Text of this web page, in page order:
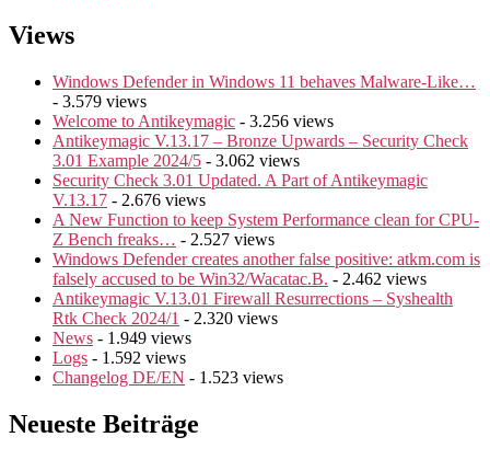
Views
Windows Defender in Windows 11 behaves Malware-Like…
- 3.579 views
Welcome to Antikeymagic - 3.256 views
Antikeymagic V.13.17 – Bronze Upwards – Security Check
3.01 Example 2024/5 - 3.062 views
Security Check 3.01 Updated. A Part of Antikeymagic
V.13.17 - 2.676 views
A New Function to keep System Performance clean for CPU-
Z Bench freaks… - 2.527 views
Windows Defender creates another false positive: atkm.com is
falsely accused to be Win32/Wacatac.B. - 2.462 views
Antikeymagic V.13.01 Firewall Resurrections – Syshealth
Rtk Check 2024/1 - 2.320 views
News - 1.949 views
Logs - 1.592 views
Changelog DE/EN - 1.523 views
Neueste Beiträge